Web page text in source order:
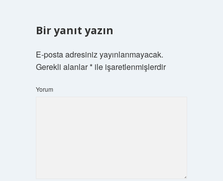
Bir yanıt yazın
E-posta adresiniz yayınlanmayacak.
Gerekli alanlar*ile işaretlenmişlerdir
Yorum